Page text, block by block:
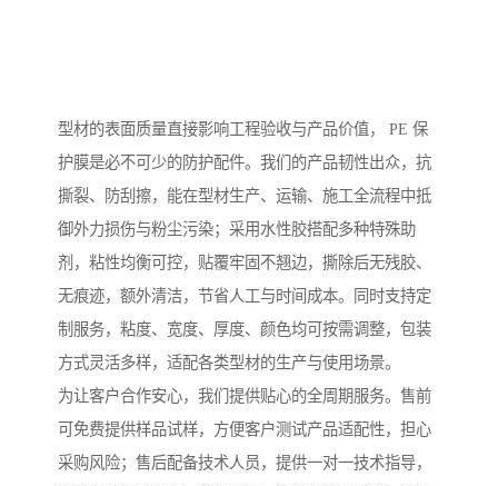
型材的表面质量直接影响工程验收与产品价值， PE 保
护膜是必不可少的防护配件。我们的产品韧性出众，抗
撕裂、防刮擦，能在型材生产、运输、施工全流程中抵
御外力损伤与粉尘污染；采用水性胶搭配多种特殊助
剂，粘性均衡可控，贴覆牢固不翘边，撕除后无残胶、
无痕迹，额外清洁，节省人工与时间成本。同时支持定
制服务，粘度、宽度、厚度、颜色均可按需调整，包装
方式灵活多样，适配各类型材的生产与使用场景。
为让客户合作安心，我们提供贴心的全周期服务。售前
可免费提供样品试样，方便客户测试产品适配性，担心
采购风险；售后配备技术人员，提供一对一技术指导，